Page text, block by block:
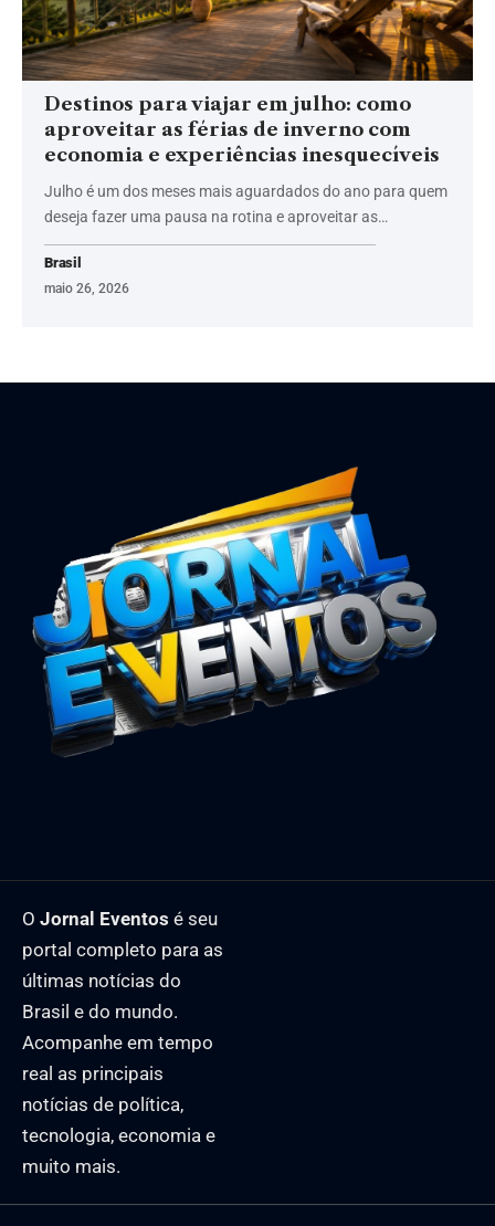
Destinos para viajar em julho: como
aproveitar as férias de inverno com
economia e experiências inesquecíveis
Julho é um dos meses mais aguardados do ano para quem
deseja fazer uma pausa na rotina e aproveitar as…
Brasil
maio 26, 2026
O Jornal Eventos é seu
portal completo para as
últimas notícias do
Brasil e do mundo.
Acompanhe em tempo
real as principais
notícias de política,
tecnologia, economia e
muito mais.